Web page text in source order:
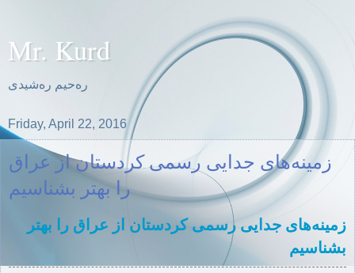
Mr. Kurd
ره‌حیم ره‌شیدی
Friday, April 22, 2016
زمینەهای جدایی رسمی کردستان از عراق
را بهتر بشناسیم
زمینەهای جدایی رسمی کردستان از عراق را بهتر
بشناسیم